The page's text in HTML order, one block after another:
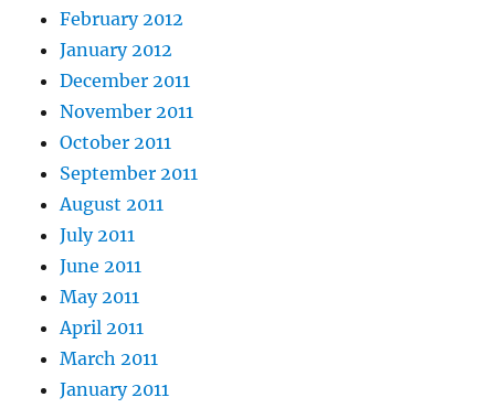
February 2012
January 2012
December 2011
November 2011
October 2011
September 2011
August 2011
July 2011
June 2011
May 2011
April 2011
March 2011
January 2011